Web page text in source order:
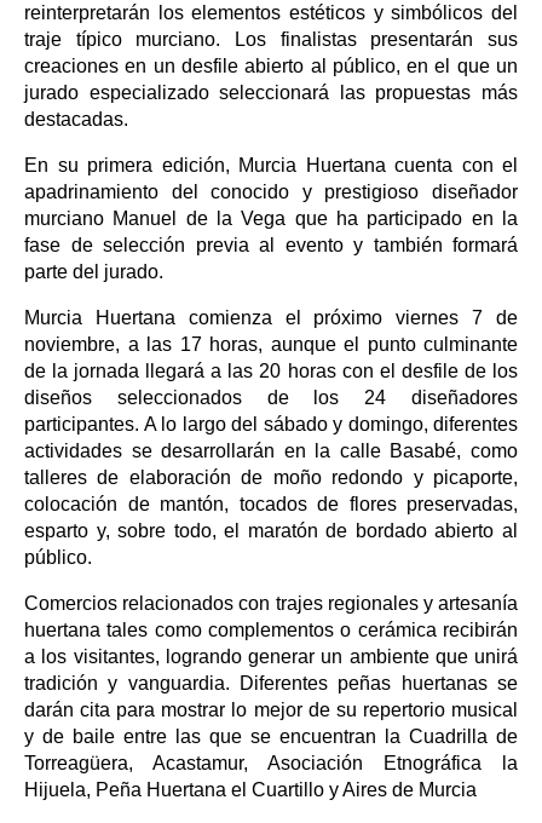
reinterpretarán los elementos estéticos y simbólicos del
traje típico murciano. Los finalistas presentarán sus
creaciones en un desfile abierto al público, en el que un
jurado especializado seleccionará las propuestas más
destacadas.
En su primera edición, Murcia Huertana cuenta con el
apadrinamiento del conocido y prestigioso diseñador
murciano Manuel de la Vega que ha participado en la
fase de selección previa al evento y también formará
parte del jurado.
Murcia Huertana comienza el próximo viernes 7 de
noviembre, a las 17 horas, aunque el punto culminante
de la jornada llegará a las 20 horas con el desfile de los
diseños seleccionados de los 24 diseñadores
participantes. A lo largo del sábado y domingo, diferentes
actividades se desarrollarán en la calle Basabé, como
talleres de elaboración de moño redondo y picaporte,
colocación de mantón, tocados de flores preservadas,
esparto y, sobre todo, el maratón de bordado abierto al
público.
Comercios relacionados con trajes regionales y artesanía
huertana tales como complementos o cerámica recibirán
a los visitantes, logrando generar un ambiente que unirá
tradición y vanguardia. Diferentes peñas huertanas se
darán cita para mostrar lo mejor de su repertorio musical
y de baile entre las que se encuentran la Cuadrilla de
Torreagüera, Acastamur, Asociación Etnográfica la
Hijuela, Peña Huertana el Cuartillo y Aires de Murcia